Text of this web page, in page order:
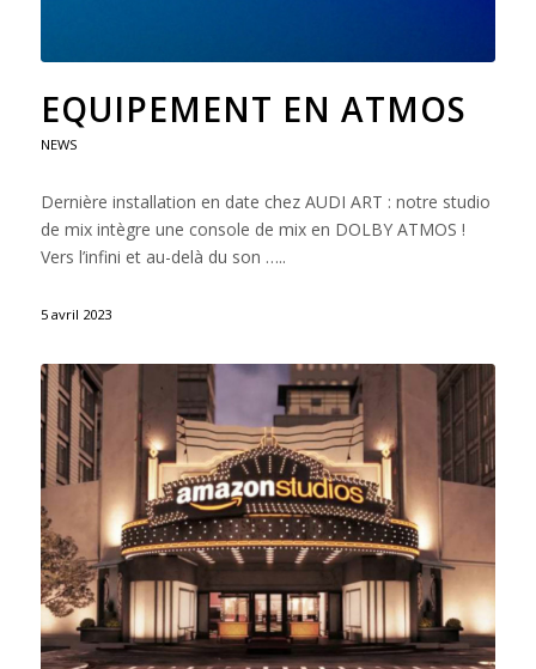
EQUIPEMENT EN ATMOS
NEWS
Dernière installation en date chez AUDI ART : notre studio
de mix intègre une console de mix en DOLBY ATMOS !
Vers l’infini et au-delà du son …..
5 avril 2023